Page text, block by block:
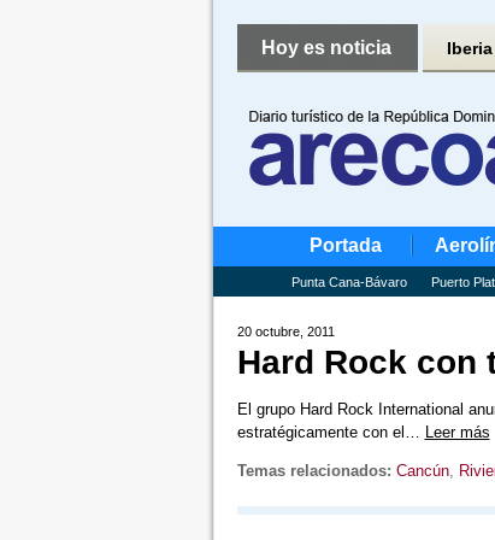
Hoy es noticia Iberia
Portada
Punta Cana-Bávaro Puerto
20 octubre, 2011
Hard Rock con
El grupo Hard Rock International
estratégicamente con el… Leer más
Temas relacionados: Cancún,